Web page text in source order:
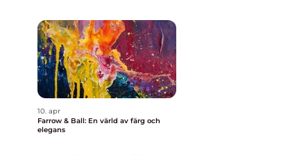
10. apr
Farrow & Ball: En värld av färg och
elegans